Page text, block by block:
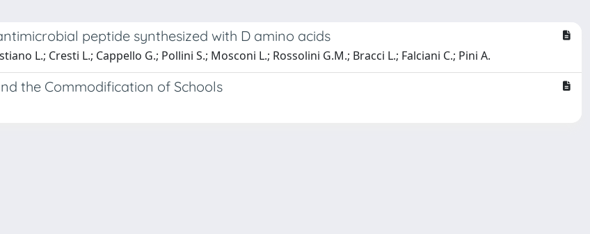
peptide synthesized with D amino acids
L.; Cresti L.; Cappello G.; Pollini S.; Mosconi L.; Rossolini G.M.; Bracci L.; Falciani C.; Pini A.
the Commodification of Schools